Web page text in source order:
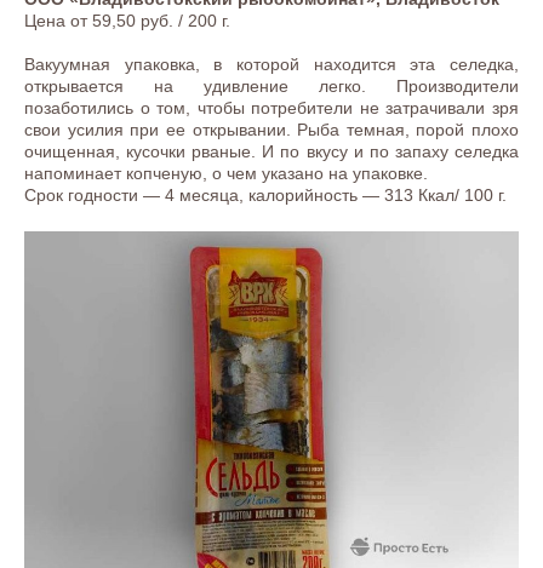
Цена от 59,50 руб. / 200 г.
Вакуумная упаковка, в которой находится эта селедка,
открывается на удивление легко. Производители
позаботились о том, чтобы потребители не затрачивали зря
свои усилия при ее открывании. Рыба темная, порой плохо
очищенная, кусочки рваные. И по вкусу и по запаху селедка
напоминает копченую, о чем указано на упаковке.
Срок годности — 4 месяца, калорийность — 313 Ккал/ 100 г.